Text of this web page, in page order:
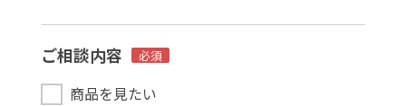
ご相談内容 必須
商品を見たい